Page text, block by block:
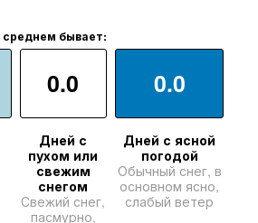
среднем бывает:
0.0
Дней с
пухом или
свежим
снегом
Свежий снег,
пасмурно,
0.0
Дней с ясной
погодой
Обычный снег, в
основном ясно,
слабый ветер